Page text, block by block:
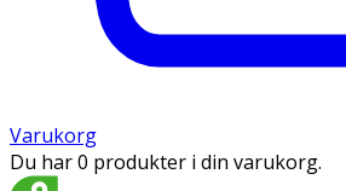
Varukorg
Du har 0 produkter i din varukorg.